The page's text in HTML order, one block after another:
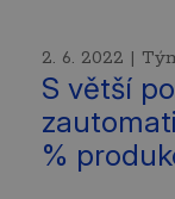
2. 6. 2022 |
S větší
%